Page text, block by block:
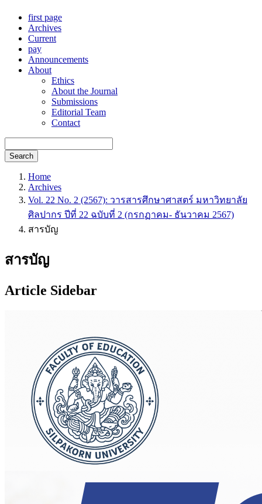
first page
Archives
Current
pay
Announcements
About
Ethics
About the Journal
Submissions
Editorial Team
Contact
Search
Home
Archives
Vol. 22 No. 2 (2567): วารสารศึกษาศาสตร์ มหาวิทยาลัย
ศิลปากร ปีที่ 22 ฉบับที่ 2 (กรกฏาคม- ธันวาคม 2567)
สารบัญ
สารบัญ
Article Sidebar